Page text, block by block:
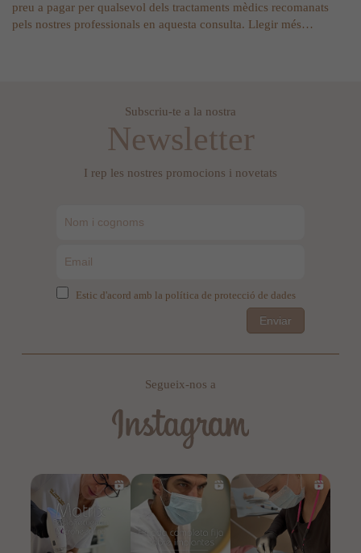
preu a pagar per qualsevol dels tractaments mèdics recomanats
pels nostres professionals en aquesta consulta. Llegir més…
Subscriu-te a la nostra
Newsletter
I rep les nostres promocions i novetats
Estic d'acord amb la política de protecció de dades
Enviar
Segueix-nos a